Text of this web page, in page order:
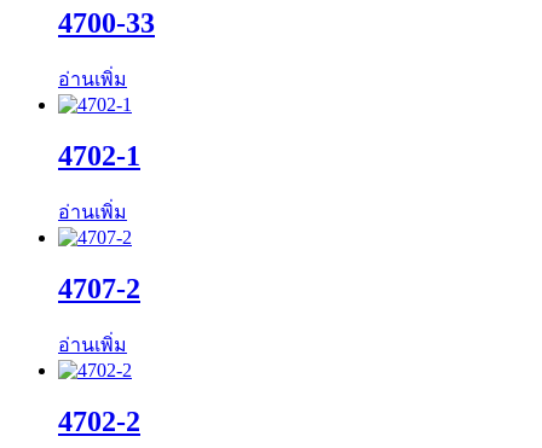
4700-33
อ่านเพิ่ม
4702-1
อ่านเพิ่ม
4707-2
อ่านเพิ่ม
4702-2